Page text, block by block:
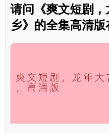
请问《爽文短剧
乡》的全集高清